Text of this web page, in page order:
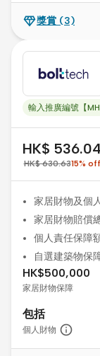
獎賞 (3)
輸入推廣編號【
HK$ 536.04
HK$ 630.6315% off
家居財物及個
家居財物賠償
個人責任保障
自選建築物保
HK$500,000
家居財物保障
包括
個人財物